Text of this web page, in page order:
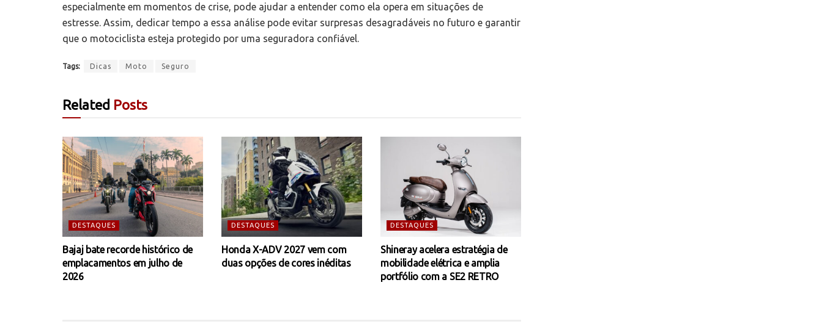
especialmente em momentos de crise, pode ajudar a entender como ela opera em situações de
estresse. Assim, dedicar tempo a essa análise pode evitar surpresas desagradáveis no futuro e garantir
que o motociclista esteja protegido por uma seguradora confiável.
Tags: Dicas Moto Seguro
Related Posts
DESTAQUES
Bajaj bate recorde histórico de
emplacamentos em julho de
2026
DESTAQUES
Honda X-ADV 2027 vem com
duas opções de cores inéditas
DESTAQUES
Shineray acelera estratégia de
mobilidade elétrica e amplia
portfólio com a SE2 RETRO